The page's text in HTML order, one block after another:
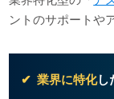
ントのサポートや
業界に特化し